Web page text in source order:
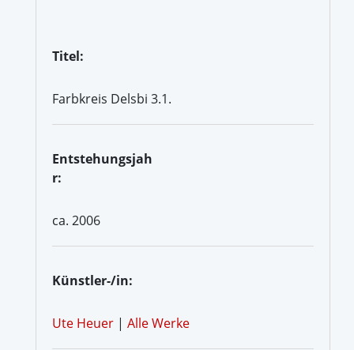
Titel:
Farbkreis Delsbi 3.1.
Entstehungsjah
r:
ca. 2006
Künstler-/in:
Ute Heuer | Alle Werke